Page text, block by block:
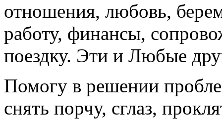
отношения, любовь,
работу, финансы,
поездку. Эти и Любые
Помогу в решении
снять порчу, сглаз,